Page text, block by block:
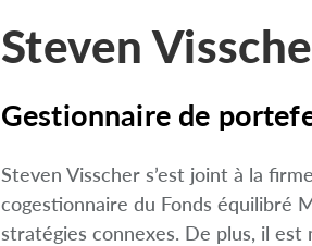
Steven
Gestionnaire de
Steven Visscher s’est joint à la
cogestionnaire du Fonds équilibré
stratégies connexes. De plus, il